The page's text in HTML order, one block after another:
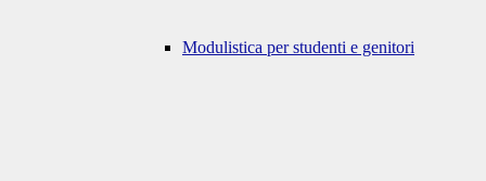
Modulistica per studenti e genitori